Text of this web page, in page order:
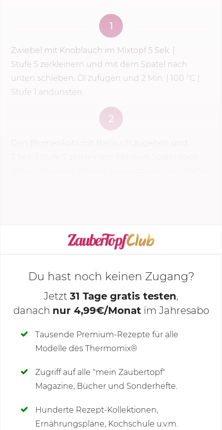
1
Zwiebel mit Knoblauch im Mixtopf 5 Sek.
Stufe 5 zerkleinern und mit dem Spatel nach
unten schieben. Öl zufügen und 2 Min. 100 °C
Stufe 1 andünsten.
2
KOCHMODUS STARTEN
Deine Notizen
Du hast noch keinen Zugang?
Jetzt 31 Tage gratis testen,
danach nur 4,99€/Monat im Jahresabo
Tausende Premium-Rezepte für alle
Modelle des Thermomix®
Zugriff auf alle "mein Zaubertopf"
Magazine, Bücher und Sonderhefte.
Hunderte Rezept-Kollektionen,
Ernährungspläne, Kochschule u.v.m.
Kommentare(4)